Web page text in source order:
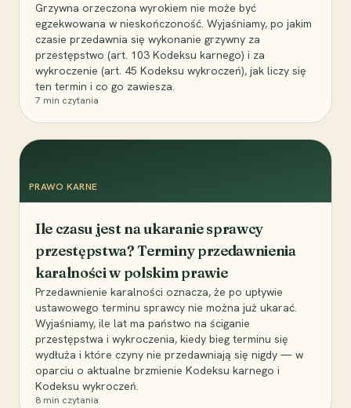
Grzywna orzeczona wyrokiem nie może być
egzekwowana w nieskończoność. Wyjaśniamy, po jakim
czasie przedawnia się wykonanie grzywny za
przestępstwo (art. 103 Kodeksu karnego) i za
wykroczenie (art. 45 Kodeksu wykroczeń), jak liczy się
ten termin i co go zawiesza.
7 min czytania
PRAWO KARNE
Ile czasu jest na ukaranie sprawcy
przestępstwa? Terminy przedawnienia
karalności w polskim prawie
Przedawnienie karalności oznacza, że po upływie
ustawowego terminu sprawcy nie można już ukarać.
Wyjaśniamy, ile lat ma państwo na ściganie
przestępstwa i wykroczenia, kiedy bieg terminu się
wydłuża i które czyny nie przedawniają się nigdy — w
oparciu o aktualne brzmienie Kodeksu karnego i
Kodeksu wykroczeń.
8 min czytania